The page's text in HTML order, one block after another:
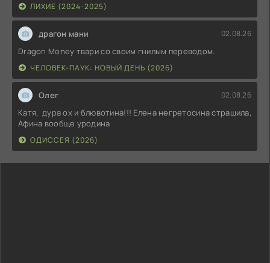
ЛИХИЕ (2024-2025)
драгон мани 02.08.26
Dragon Money твари со своим гнилым переводом.
ЧЕЛОВЕК-ПАУК: НОВЫЙ ДЕНЬ (2026)
Олег 02.08.26
Катя, дура ох и блювотина!!! Елена негретосина страшила,
Афина вообще уродина
ОДИССЕЯ (2026)